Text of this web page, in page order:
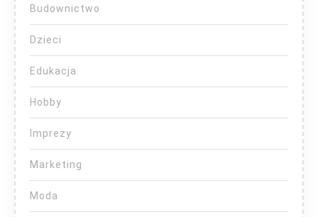
Budownictwo
Dzieci
Edukacja
Hobby
Imprezy
Marketing
Moda